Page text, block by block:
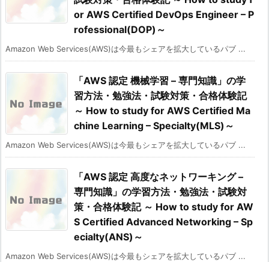
or AWS Certified DevOps Engineer – P
rofessional(DOP)～
Amazon Web Services(AWS)は今最もシェアを拡大しているパブ ...
「AWS 認定 機械学習 – 専門知識」の学
習方法・勉強法・試験対策・合格体験記
～ How to study for AWS Certified Ma
chine Learning – Specialty(MLS)～
Amazon Web Services(AWS)は今最もシェアを拡大しているパブ ...
「AWS 認定 高度なネットワーキング –
専門知識」の学習方法・勉強法・試験対
策・合格体験記 ～ How to study for AW
S Certified Advanced Networking – Sp
ecialty(ANS)～
Amazon Web Services(AWS)は今最もシェアを拡大しているパブ ...